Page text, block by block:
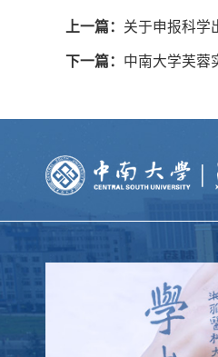
上一篇： 关于申报科学
下一篇： 中南大学芙蓉